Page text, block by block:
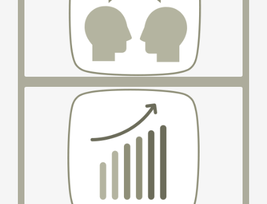
Unsere Stärke
Klartext sprechen sowie Aktivierung und
Verstetigung von Mitarbeiter-Engagement durch
Erhalt und zukunftsorientierte Weiterentwicklung
von Organisationen, Teams, Führungskräften und
Mitarbeiter*innen.